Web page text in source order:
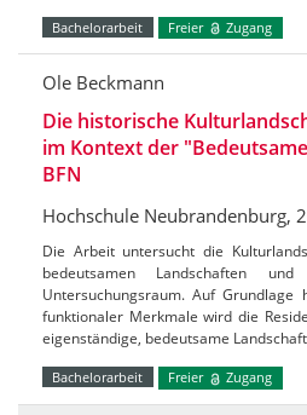
Bachelorarbeit Freier Zugang
Ole Beckmann
Die historische
im Kontext der
BFN
Hochschule Neubrandenburg,
Die Arbeit untersucht die
bedeutsamen Landschaften
Untersuchungsraum. Auf Grundlage
funktionaler Merkmale wird die
eigenständige, bedeutsame
Bachelorarbeit Freier Zugang